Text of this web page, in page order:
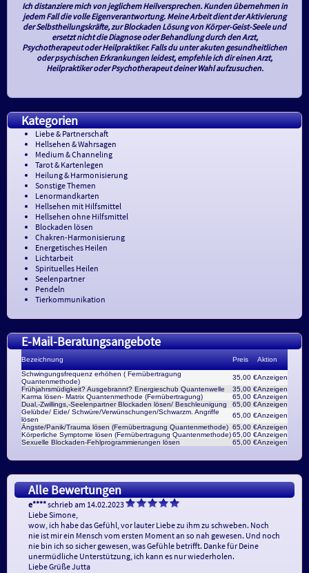
Ich distanziere mich von jeglichem Heilversprechen. Kunden übernehmen in
jedem Fall die volle Eigenverantwortung. Meine Arbeit dient der Aktivierung
der Selbstheilungskräfte, zur Blockaden Lösung von Körper-Geist-Seele und
ersetzt nicht die Diagnose oder Behandlung durch den Arzt,
Psychotherapeut oder Heilpraktiker. Falls du unter akuten gesundheitlichen
oder psychischen Erkrankungen leidest, empfehle ich dir einen Arzt,
Heilpraktiker oder Psychotherapeut deiner Wahl aufzusuchen.
Kategorien
Liebe & Partnerschaft
Hellsehen & Wahrsagen
Medium & Channeling
Tarot & Kartenlegen
Heilung & Harmonisierung
Sonstige Themen
Lenormandkarten
Hellsehen mit Hilfsmittel
Hellsehen ohne Hilfsmittel
Blockaden lösen
Chakren-Harmonisierung
Energetisches Heilen
Lichtarbeit
Spirituelles Heilen
Seelenpartner
Pendeln
Tierkommunikation
E-Mail-Beratungsangebote
Bezeichnung Preis
Aktion
Schwingungsfrequenz erhöhen ( Fernübertragung
Quantenmethode)
35,00 €Anzeigen
Frühjahrsmüdigkeit? Ausgebrannt? Energieschub Quantenwelle
35,00 €Anzeigen
Karma lösen- Matrix Quantenmethode (Fernübertragung)
65,00 €Anzeigen
Dual,-Zwillings,-Seelenpartner Blockaden lösen/ Beschleunigung
65,00 €Anzeigen
Gelübde/ Eide/ Schwüre/Verwünschungen/Schwarzm. Angriffe
lösen
65,00 €Anzeigen
Ängste/Panik/Trauma lösen (Fernübertragung Quantenmethode) 65,00 €Anzeigen
Körperliche Symptome lösen (Fernübertragung Quantenmethode)65,00 €Anzeigen
Sexuelle Blockaden-Fehlprogrammierungen lösen
65,00 €Anzeigen
Alle Bewertungen
e****schrieb am 14.02.2023
Liebe Simone,
wow, ich habe das Gefühl, vor lauter Liebe zu ihm zu schweben. Noch
nie ist mir ein Mensch vom ersten Moment an so nah gewesen. Und noch
nie bin ich so sicher gewesen, was Gefühle betrifft. Danke für Deine
unermüdliche Unterstützung, ich kann es nur wiederholen.
Liebe Grüße Jutta